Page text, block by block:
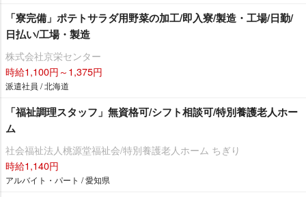
「寮完備」ポテトサラダ用野菜の加工/即入寮/製造・工場/日勤/
日払い/工場・製造
株式会社京栄センター
時給1,100円～1,375円
派遣社員 / 北海道
「福祉調理スタッフ」無資格可/シフト相談可/特別養護老人ホー
ム
社会福祉法人桃源堂福祉会/特別養護老人ホーム ちぎり
時給1,140円
アルバイト・パート / 愛知県